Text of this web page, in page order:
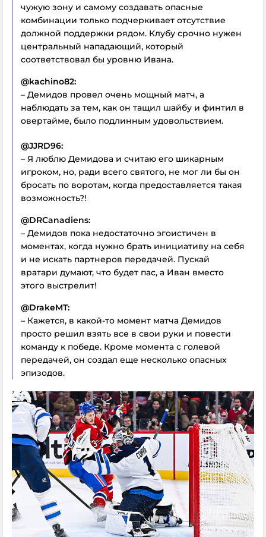
чужую зону и самому создавать опасные
комбинации только подчеркивает отсутствие
должной поддержки рядом. Клубу срочно нужен
центральный нападающий, который
соответствовал бы уровню Ивана.
@kachino82:
– Демидов провел очень мощный матч, а
наблюдать за тем, как он тащил шайбу и финтил в
овертайме, было подлинным удовольствием.
@JJRD96:
– Я люблю Демидова и считаю его шикарным
игроком, но, ради всего святого, не мог ли бы он
бросать по воротам, когда предоставляется такая
возможность?!
@DRCanadiens:
– Демидов пока недостаточно эгоистичен в
моментах, когда нужно брать инициативу на себя
и не искать партнеров передачей. Пускай
вратари думают, что будет пас, а Иван вместо
этого выстрелит!
@DrakeMT:
– Кажется, в какой-то момент матча Демидов
просто решил взять все в свои руки и повести
команду к победе. Кроме момента с голевой
передачей, он создал еще несколько опасных
эпизодов.